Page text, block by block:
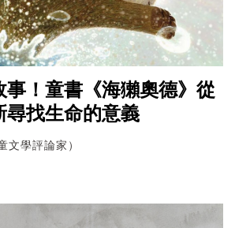
事！童書《海獺奧德》從
尋找生命的意義
文學評論家）